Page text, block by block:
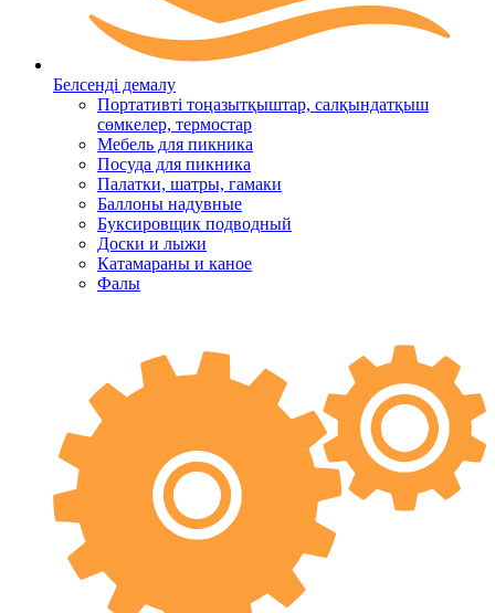
Белсенді демалу
Портативті тоңазытқыштар, салқындатқыш
сөмкелер, термостар
Мебель для пикника
Посуда для пикника
Палатки, шатры, гамаки
Баллоны надувные
Буксировщик подводный
Доски и лыжи
Катамараны и каное
Фалы